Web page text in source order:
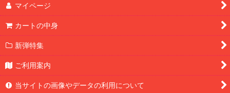
マイページ
カートの中身
新弾特集
ご利用案内
当サイトの画像やデータの利用について